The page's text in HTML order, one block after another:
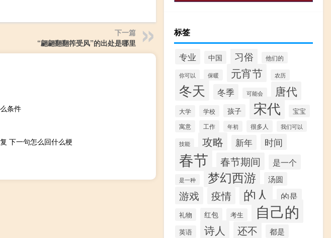
下一篇
“翩翩翻翻筰受风”的出处是哪里
条件
下一句怎么回什么梗
标签
专业 中国 习俗 他们的
你可以 保暖 元宵节 农历
冬天 冬季 可能会 唐代
大学 学校 孩子 宋代 宝宝
寓意 工作 年初 很多人 我们可以
技能 攻略 新年 时间
春节 春节期间 是一个
是一种 梦幻西游 汤圆
游戏 疫情 的人 的是
礼物 红包 考生 自己的
英语 诗人 还不 都是